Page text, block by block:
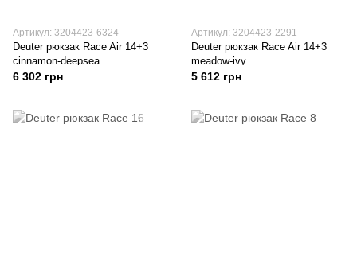
Артикул: 3204423-6324
Deuter рюкзак Race Air 14+3
cinnamon-deepsea
6 302 грн
Артикул: 3204423-2291
Deuter рюкзак Race Air 14+3
meadow-ivy
5 612 грн